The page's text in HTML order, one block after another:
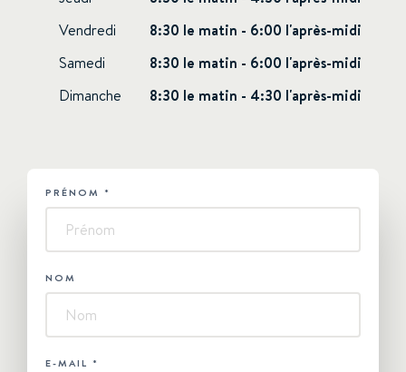
Vendredi
8:30 le matin - 6:00 l'après-midi
Samedi
8:30 le matin - 6:00 l'après-midi
Dimanche
8:30 le matin - 4:30 l'après-midi
HUBSPOT
PRÉNOM *
NOM
E-MAIL *